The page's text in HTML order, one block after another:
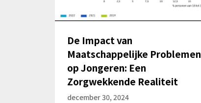
De Impact van
Maatschappelijke Problemen
op Jongeren: Een
Zorgwekkende Realiteit
december 30, 2024